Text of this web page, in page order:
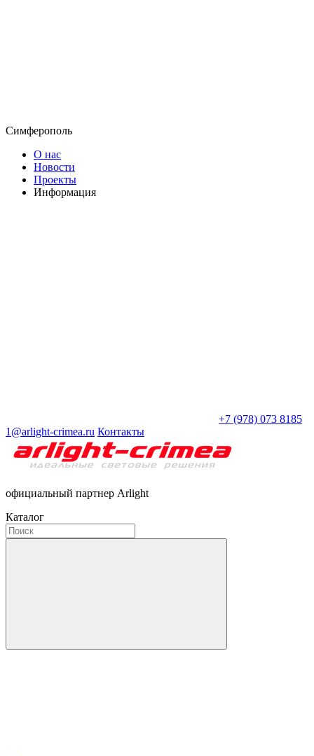
Симферополь
О нас
Новости
Проекты
Информация
+7 (978) 073 8185
1@arlight-crimea.ru Контакты
официальный партнер Arlight
Каталог